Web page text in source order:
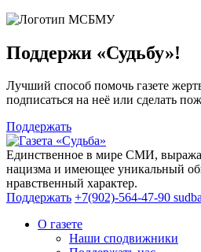
Поддержи «Судьбу»!
Лучший способ помочь газете
подписаться на неё или сделать
Поддержать
Единственное в мире СМИ,
нацизма и имеющее уникальный
нравственный характер.
Поддержать +7(902)-564-47-90
О газете
Наши сподвижники